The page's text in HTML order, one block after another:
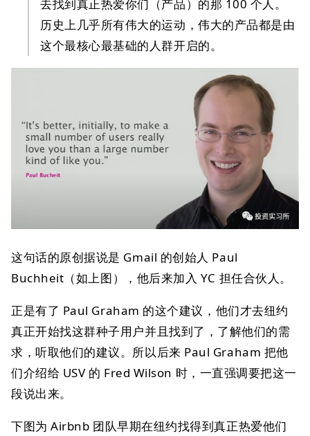
去找到真正热爱你们（产品）的那 100 个人。
历史上几乎所有伟大的运动，伟大的产品都是由
这个最核心最基础的人群开启的。
这句话的原创据说是 Gmail 的创始人 Paul
Buchheit（如上图），他后来加入 YC 担任合伙人。
正是有了 Paul Graham 的这个建议，他们才去纽约
真正开始找这群种子用户并且找到了，了解他们的需
求，听取他们的建议。所以后来 Paul Graham 把他
们介绍给 USV 的 Fred Wilson 时，一直强调要把这一
段说出来。
下图为 Airbnb 团队早期在纽约找得到真正热爱他们